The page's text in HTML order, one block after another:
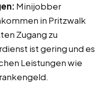
Minijobber
in Pritzwalk
Zugang zu
ist gering und es
Leistungen wie